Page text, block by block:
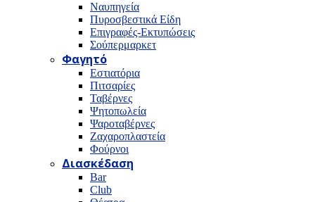
Ναυπηγεία
Πυροσβεστικά Είδη
Επιγραφές-Εκτυπώσεις
Σούπερμαρκετ
Φαγητό
Εστιατόρια
Πιτσαρίες
Ταβέρνες
Ψητοπωλεία
Ψαροταβέρνες
Ζαχαροπλαστεία
Φούρνοι
Διασκέδαση
Bar
Club